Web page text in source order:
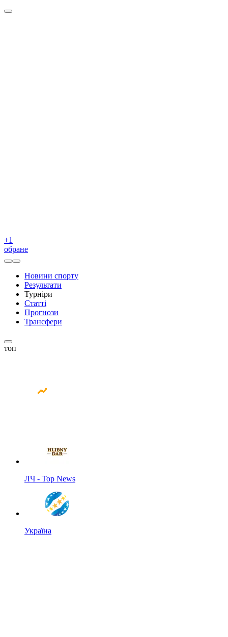
+1
обране
Новини спорту
Результати
Турніри
Статті
Прогнози
Трансфери
топ
ЛЧ - Top News
Україна